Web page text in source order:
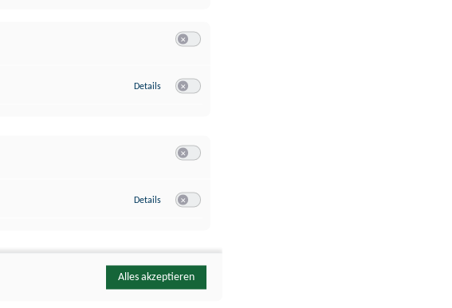
Details zu Google Analytics
Details zu YouTube
Alles akzeptieren